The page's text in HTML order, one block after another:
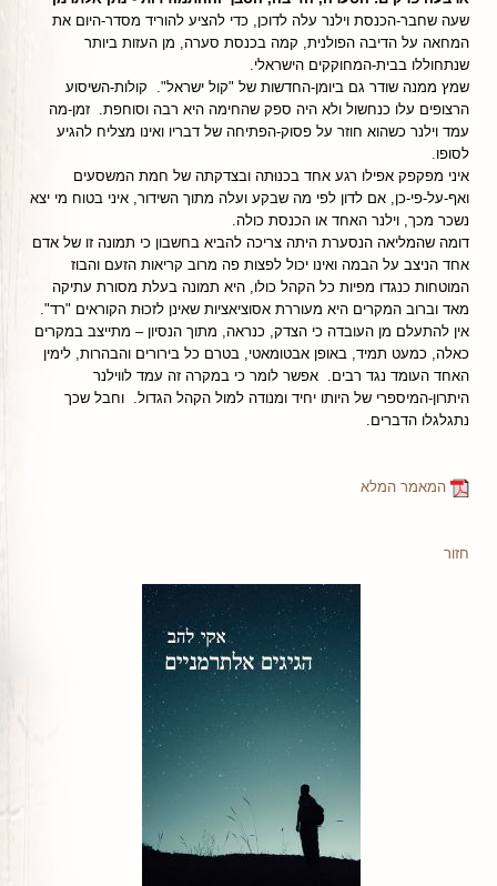
שעה שחבר-הכנסת וילנר עלה לדוכן, כדי להציע להוריד מסדר-היום את
המחאה על הדיבה הפולנית, קמה בכנסת סערה, מן העזות ביותר
שנתחוללו בבית-המחוקקים הישראלי.
שמץ ממנה שודר גם ביומן-החדשות של "קול ישראל". קולות-השיסוע
הרצופים עלו כנחשול ולא היה ספק שהחימה היא רבה וסוחפת. זמן-מה
עמד וילנר כשהוא חוזר על פסוק-הפתיחה של דבריו ואינו מצליח להגיע
לסופו.
איני מפקפק אפילו רגע אחד בכנוּתה ובצדקתה של חמת המשסעים
ואף-על-פי-כן, אם לדון לפי מה שבקע ועלה מתוך השידור, איני בטוח מי יצא
נשכר מכך, וילנר האחד או הכנסת כולה.
דומה שהמליאה הנסערת היתה צריכה להביא בחשבון כי תמונה זו של אדם
אחד הניצב על הבמה ואינו יכול לפצות פה מרוב קריאות הזעם והבוז
המוטחות כנגדו מפיות כל הקהל כולו, היא תמונה בעלת מסורת עתיקה
מאד וברוב המקרים היא מעוררת אסוציאציות שאינן לזכוּת הקוראים "רד".
אין להתעלם מן העובדה כי הצדק, כנראה, מתוך הנסיון – מתייצב במקרים
כאלה, כמעט תמיד, באופן אבטומאטי, בטרם כל בירורים והבהרות, לימין
האחד העומד נגד רבים. אפשר לומר כי במקרה זה עמד לווילנר
היתרון-המיספרי של היותו יחיד ומנודה למול הקהל הגדול. וחבל שכך
נתגלגלו הדברים.
המאמר המלא
חזור